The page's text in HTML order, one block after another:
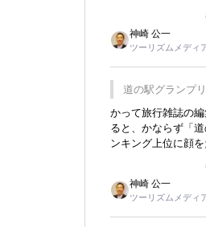
るなんてことは、
で、この企画展はタ
神崎 公一
ツーリズムメディ
道の駅グランプ
覇
かって旅行雑誌の
ると、かならず「
ンキング上位に顔
れ永井 彰一社長に
話が次々が飛び出
でも思い出すこと
に東京ディズニー
神崎 公一
ツーリズムメディ